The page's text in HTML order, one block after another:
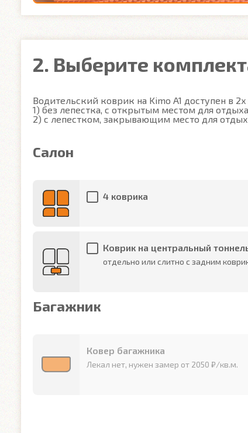
2. Выберите
Водительский коврик на Kimo A1 доступен в 2х
1) без лепестка, с открытым местом для
2) с лепестком, закрывающим место для
Салон
4 коврика
Коврик на центральный
отдельно или слитно с задним
Багажник
Ковер багажника
Лекал нет, нужен замер от 2050 ₽/кв.м.